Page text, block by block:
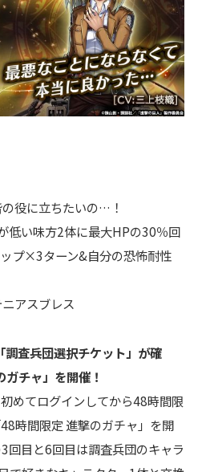
の役に立ちたいの…！
低い味方2体に最大HPの30％回
プ×3ターン&自分の恐怖耐性
アスブレス
査兵団選択チケット」が確
チャ」を開催！
めてログインしてから48時間限
時間限定 進撃のガチャ」を開
回目と6回目は調査兵団のキャラ